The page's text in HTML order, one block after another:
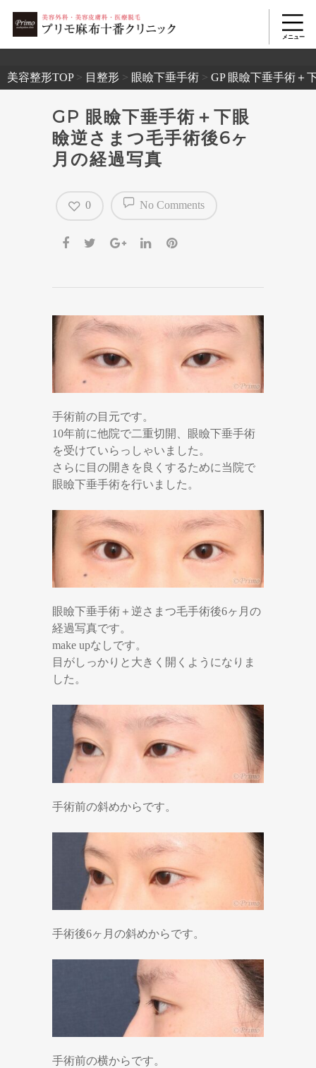
美容整形TOP> 目整形 > 眼瞼下垂手術 > GP 眼瞼下垂手術＋
GP 眼瞼下垂手術＋下眼
瞼逆さまつ毛手術後6ヶ
月の経過写真
No Comments
0
手術前の目元です。
10年前に他院で二重切開、眼瞼下垂手術
を受けていらっしゃいました。
さらに目の開きを良くするために当院で
眼瞼下垂手術を行いました。
眼瞼下垂手術＋逆さまつ毛手術後6ヶ月の
経過写真です。
make upなしです。
目がしっかりと大きく開くようになりま
した。
手術前の斜めからです。
手術後6ヶ月の斜めからです。
手術前の横からです。